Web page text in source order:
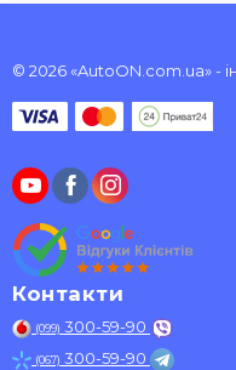
© 2026 «AutoON.com.ua» -
Контакти
(099) 300-59-90
(067) 300-59-90